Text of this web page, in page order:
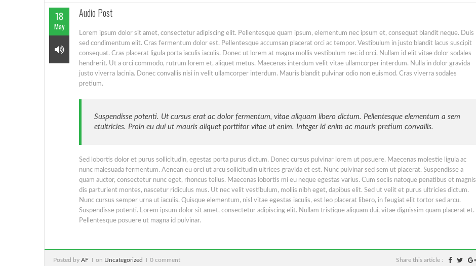
18
May
Audio Post
Lorem ipsum dolor sit amet, consectetur adipiscing elit. Pellentesque quam ipsum, elementum nec ipsum et, consequat blandit neque. Duis
sed condimentum elit. Cras fermentum dolor est. Pellentesque accumsan placerat orci ac tempor. Vestibulum in justo blandit lacus suscipit
consequat. Cras placerat ligula porta iaculis iaculis. Donec ut lorem at magna mollis vestibulum nec id orci. Nullam id elit vitae dolor sodales
hendrerit. Ut a orci commodo, rutrum lorem et, aliquet metus. Maecenas interdum velit vitae ullamcorper interdum. Nulla in dolor gravida
justo viverra lacinia. Donec convallis nisi in velit ullamcorper interdum. Mauris blandit pulvinar odio non euismod. Cras viverra sodales
pretium.
Suspendisse potenti. Ut cursus erat ac dolor fermentum, vitae aliquam libero dictum. Pellentesque elementum a sem
etultricies. Proin eu dui ut mauris aliquet porttitor vitae ut enim. Integer id enim ac mauris pretium convallis.
Sed lobortis dolor et purus sollicitudin, egestas porta purus dictum. Donec cursus pulvinar lorem ut posuere. Maecenas molestie ligula ac
nunc malesuada fermentum. Aenean eu orci ut arcu sollicitudin ultrices gravida et est. Nunc pulvinar sed sem ut placerat. Suspendisse a
quam auctor, consectetur nunc eget, rhoncus tellus. Maecenas lobortis mi eu neque egestas varius. Cum sociis natoque penatibus et magnis
dis parturient montes, nascetur ridiculus mus. Ut nec velit vestibulum, mollis nibh eget, dapibus elit. Sed ut velit et purus ultricies dictum.
Nunc cursus semper urna ut iaculis. Quisque elementum, nisl vitae egestas iaculis, est leo placerat libero, in feugiat elit tortor sed arcu.
Suspendisse potenti. Lorem ipsum dolor sit amet, consectetur adipiscing elit. Nullam tristique aliquam dui, vitae dignissim quam placerat et.
Pellentesque posuere ut magna id pulvinar.
Posted by AF on Uncategorized 0 comment Share this article :